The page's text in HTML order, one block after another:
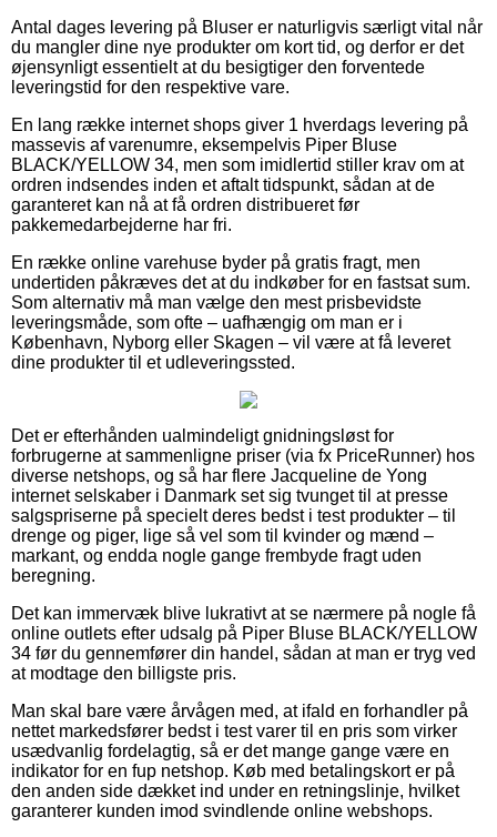
Antal dages levering på Bluser er naturligvis særligt vital når
du mangler dine nye produkter om kort tid, og derfor er det
øjensynligt essentielt at du besigtiger den forventede
leveringstid for den respektive vare.
En lang række internet shops giver 1 hverdags levering på
massevis af varenumre, eksempelvis Piper Bluse
BLACK/YELLOW 34, men som imidlertid stiller krav om at
ordren indsendes inden et aftalt tidspunkt, sådan at de
garanteret kan nå at få ordren distribueret før
pakkemedarbejderne har fri.
En række online varehuse byder på gratis fragt, men
undertiden påkræves det at du indkøber for en fastsat sum.
Som alternativ må man vælge den mest prisbevidste
leveringsmåde, som ofte – uafhængig om man er i
København, Nyborg eller Skagen – vil være at få leveret
dine produkter til et udleveringssted.
Det er efterhånden ualmindeligt gnidningsløst for
forbrugerne at sammenligne priser (via fx PriceRunner) hos
diverse netshops, og så har flere Jacqueline de Yong
internet selskaber i Danmark set sig tvunget til at presse
salgspriserne på specielt deres bedst i test produkter – til
drenge og piger, lige så vel som til kvinder og mænd –
markant, og endda nogle gange frembyde fragt uden
beregning.
Det kan immervæk blive lukrativt at se nærmere på nogle få
online outlets efter udsalg på Piper Bluse BLACK/YELLOW
34 før du gennemfører din handel, sådan at man er tryg ved
at modtage den billigste pris.
Man skal bare være årvågen med, at ifald en forhandler på
nettet markedsfører bedst i test varer til en pris som virker
usædvanlig fordelagtig, så er det mange gange være en
indikator for en fup netshop. Køb med betalingskort er på
den anden side dækket ind under en retningslinje, hvilket
garanterer kunden imod svindlende online webshops.